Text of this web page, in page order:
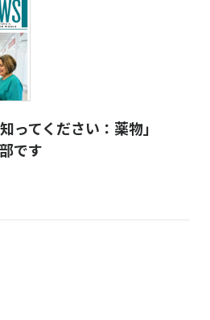
ってください：薬物」
です